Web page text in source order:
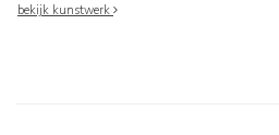
bekijk kunstwerk